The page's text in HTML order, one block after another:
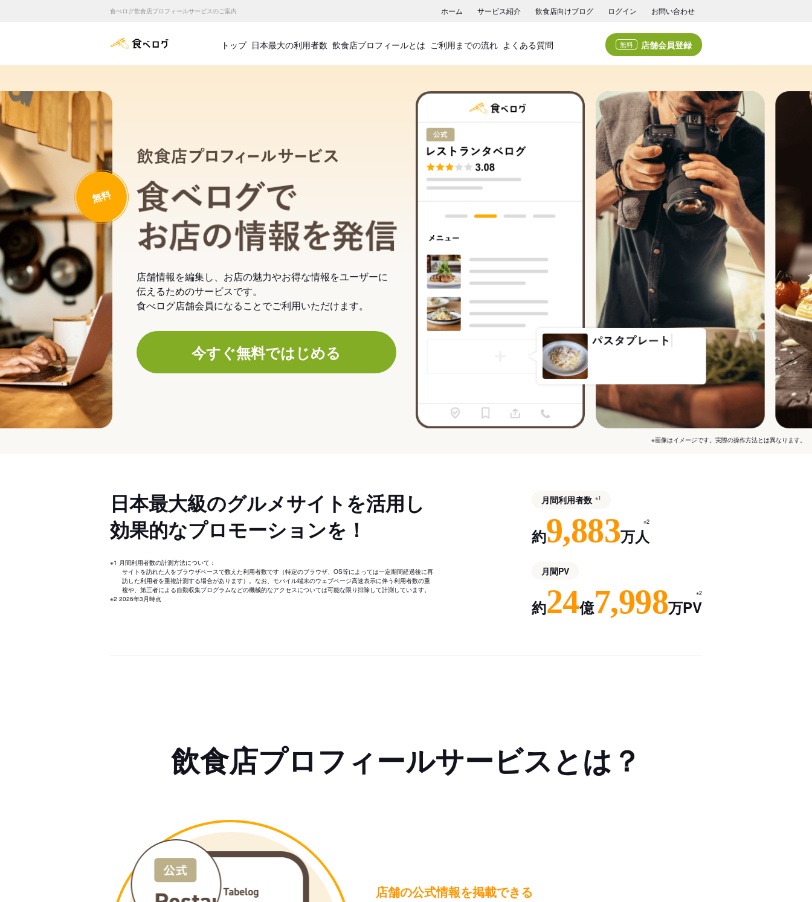
食べログ飲食店プロフィールサービスのご案内 ホーム サービス紹介 飲食店向けブログ ログイン お問い合わせ
食べログ店舗管理画面
トップ 日本最大の利用者数 飲食店プロフィールとは ご利用までの流れ よくある質問 無料 店舗会員登録
飲食店プロフィールサービス
食べログでお店の情報を発信
無料
店舗情報を編集し、お店の魅力やお得な情報をユーザーに
伝えるためのサービスです。
食べログ店舗会員になることでご利用いただけます。
今すぐ無料ではじめる
※画像はイメージです。実際の操作方法とは異なります。
日本最大級のグルメサイトを活用し
効果的なプロモーションを！
※1 月間利用者数の計測方法について：
サイトを訪れた人をブラウザベースで数えた利用者数です（特定のブラウザ、OS等によっては一定期間経過後に再
訪した利用者を重複計測する場合があります）。なお、モバイル端末のウェブページ高速表示に伴う利用者数の重
複や、第三者による自動収集プログラムなどの機械的なアクセスについては可能な限り排除して計測しています。
※2 2026年3月時点
月間利用者数 ※1
約9,883万人
※2
月間PV
約24億7,998万PV
※2
飲食店プロフィールサービスとは？
店舗の公式情報を掲載できる